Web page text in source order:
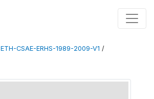
ETH-CSAE-ERHS-1989-2009-V1 /